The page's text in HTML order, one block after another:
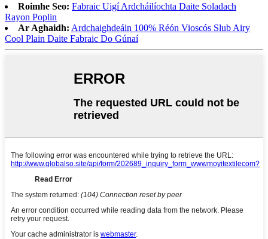
Roimhe Seo: Fabraic Uigí Ardcháilíochta Daite Soladach
Rayon Poplin
Ar Aghaidh: Ardchaighdeáin 100% Réón Vioscós Slub Airy
Cool Plain Daite Fabraic Do Gúnaí